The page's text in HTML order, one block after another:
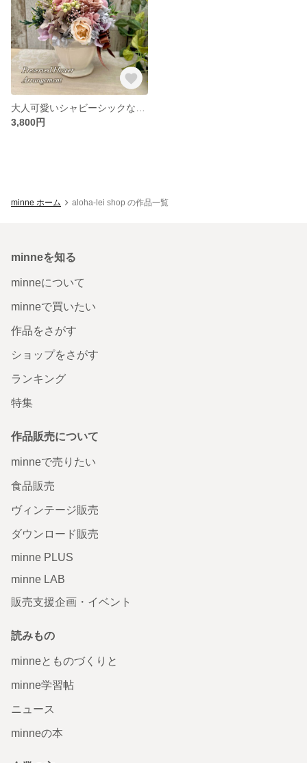
3,800円
minne ホーム aloha-lei shop の作品一覧
minneを知る
minneについて
minneで買いたい
作品をさがす
ショップをさがす
ランキング
特集
作品販売について
minneで売りたい
食品販売
ヴィンテージ販売
ダウンロード販売
minne PLUS
minne LAB
販売支援企画・イベント
読みもの
minneとものづくりと
minne学習帖
ニュース
minneの本